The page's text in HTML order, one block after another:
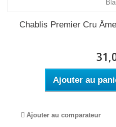
Chablis Premier Cru
Ajouter au
Ajouter au comparateur